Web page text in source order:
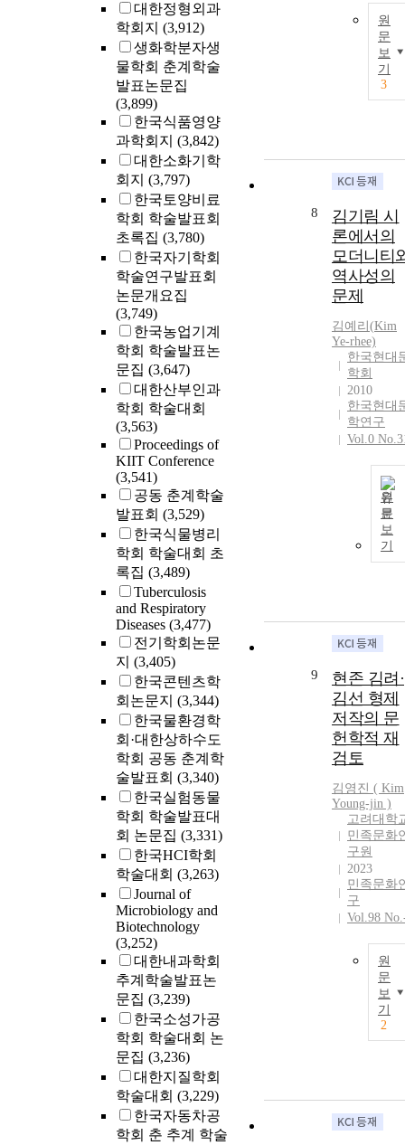
대한정형외과
학회지 (3,912)
생화학분자생
물학회 춘계학술
발표논문집
(3,899)
한국식품영양
과학회지 (3,842)
대한소화기학
회지 (3,797)
한국토양비료
학회 학술발표회
초록집 (3,780)
한국자기학회
학술연구발표회
논문개요집
(3,749)
한국농업기계
학회 학술발표논
문집 (3,647)
대한산부인과
학회 학술대회
(3,563)
Proceedings of
KIIT Conference
(3,541)
공동 춘계학술
발표회 (3,529)
한국식물병리
학회 학술대회 초
록집 (3,489)
Tuberculosis
and Respiratory
Diseases (3,477)
전기학회논문
지 (3,405)
한국콘텐츠학
회논문지 (3,344)
한국물환경학
회·대한상하수도
학회 공동 춘계학
술발표회 (3,340)
한국실험동물
학회 학술발표대
회 논문집 (3,331)
한국HCI학회
학술대회 (3,263)
Journal of
Microbiology and
Biotechnology
(3,252)
대한내과학회
추계학술발표논
문집 (3,239)
한국소성가공
학회 학술대회 논
문집 (3,236)
대한지질학회
학술대회 (3,229)
한국자동차공
학회 춘 추계 학술
원
문
보
기
3
8
김기림 시
론에서의
모더니티
역사성의
문제
김예리(Kim
Ye-rhee)
한국현대
학회
2010
한국현대
학연구
Vol.0
원
문
보
기
9
현존 김려·
김선 형제
저작의 문
헌학적 재
검토
김영진 ( Kim
Young-jin )
고려대학
민족문화
구원
2023
민족문화
구
Vol.98
원
문
보
기
2